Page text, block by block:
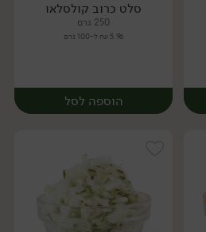
יח׳
סלט כרוב קולסלאו
250 גרם
5.96 ₪ ל-100 גרם
הוספה לסל